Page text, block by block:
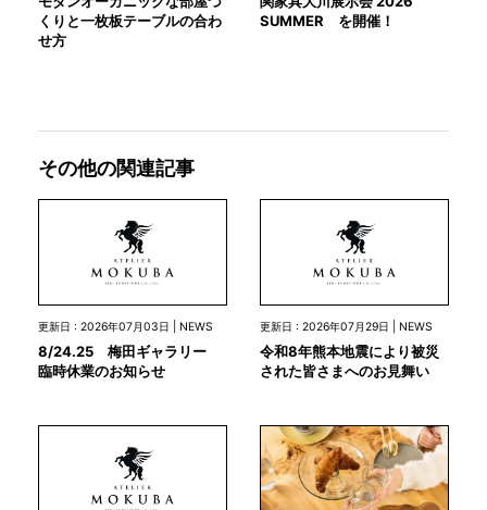
くりと一枚板テーブルの合わ
せ方
SUMMER を開催！
その他の関連記事
更新日 : 2026年07月03日 | NEWS
8/24.25 梅田ギャラリー
臨時休業のお知らせ
更新日 : 2026年07月29日 | NEWS
令和8年熊本地震により被災
された皆さまへのお見舞い